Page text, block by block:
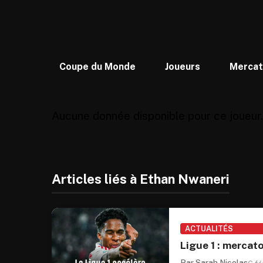
Coupe du Monde Joueurs
Articles liés à Ethan Nwaneri
ACTUALITÉS
Ligue 1 :